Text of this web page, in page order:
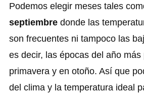
Podemos elegir meses tales
septiembre donde las
son frecuentes ni tampoco las
es decir, las épocas del año más
primavera y en otoño. Así que
del clima y la temperatura ideal